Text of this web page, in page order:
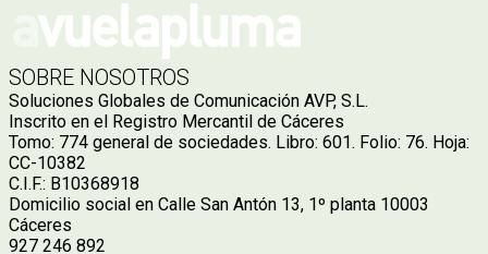
SOBRE NOSOTROS
Soluciones Globales de Comunicación AVP, S.L.
Inscrito en el Registro Mercantil de Cáceres
Tomo: 774 general de sociedades. Libro: 601. Folio: 76. Hoja:
CC-10382
C.I.F.: B10368918
Domicilio social en Calle San Antón 13, 1º planta 10003
Cáceres
927 246 892